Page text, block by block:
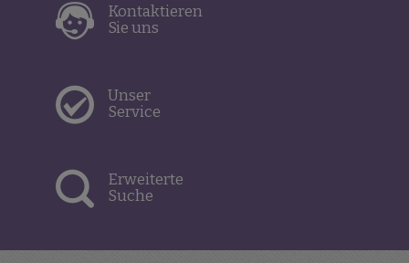
Kontaktieren
Sie uns
Unser
Service
Erweiterte
Suche